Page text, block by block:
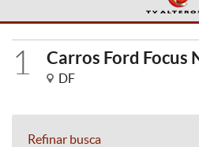
1 Carros Ford Focus
DF
Refinar busca